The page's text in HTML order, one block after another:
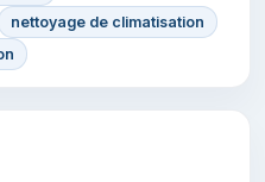
nettoyage de climatisation